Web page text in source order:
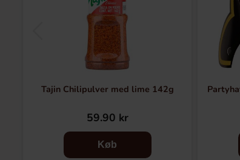
Tajin Chilipulver med lime 142g
59.90 kr
Køb